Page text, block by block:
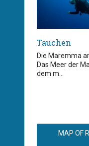
Tauchen
Die Maremma
Das Meer der
dem m...
MAP OF